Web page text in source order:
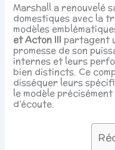
Marshall a renouvelé
domestiques avec la
modèles
et Acton III partagent
promesse de son
internes et leurs
bien distincts. Ce
disséquer leurs
le modèle
d’écoute.